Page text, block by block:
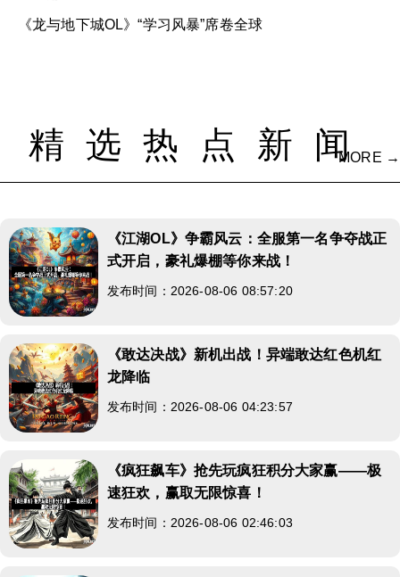
《龙与地下城OL》“学习风暴”席卷全球
精选热点新闻
MORE →
《江湖OL》争霸风云：全服第一名争夺战正
式开启，豪礼爆棚等你来战！
发布时间：2026-08-06 08:57:20
《敢达决战》新机出战！异端敢达红色机红
龙降临
发布时间：2026-08-06 04:23:57
《疯狂飙车》抢先玩疯狂积分大家赢——极
速狂欢，赢取无限惊喜！
发布时间：2026-08-06 02:46:03